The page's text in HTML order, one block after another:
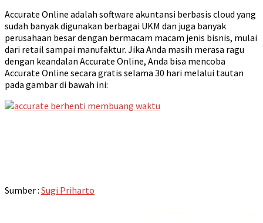
Accurate Online adalah software akuntansi berbasis cloud yang
sudah banyak digunakan berbagai UKM dan juga banyak
perusahaan besar dengan bermacam macam jenis bisnis, mulai
dari retail sampai manufaktur. Jika Anda masih merasa ragu
dengan keandalan Accurate Online, Anda bisa mencoba
Accurate Online secara gratis selama 30 hari melalui tautan
pada gambar di bawah ini:
Sumber : Sugi Priharto